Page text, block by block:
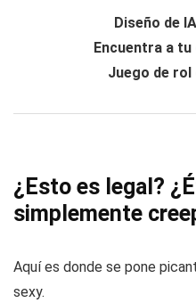
Diseño de
Encuentra a tu
Juego de rol
¿Esto es legal?
simplemente
Aquí es donde se pone
sexy.